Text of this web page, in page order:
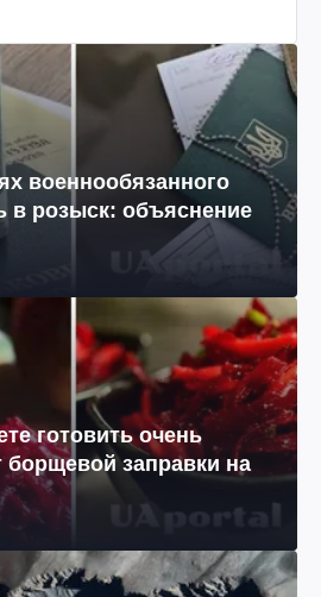
военнообязанного
в розыск: объяснение
готовить очень
борщевой заправки на